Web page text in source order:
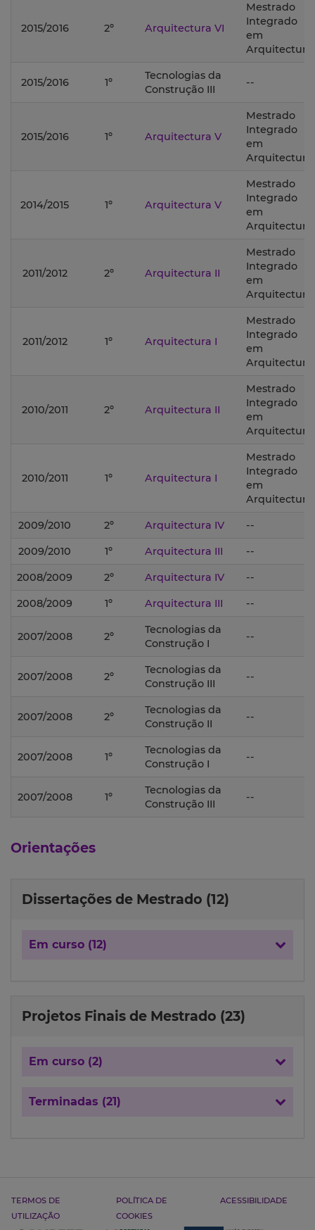
2015/2016 2º Arquitectura VI
Mestrado
Integrado
em
Arquitectura;
2015/2016 1º
Tecnologias da
Construção III
--
2015/2016 1º Arquitectura V
Mestrado
Integrado
em
Arquitectura;
2014/2015 1º Arquitectura V
Mestrado
Integrado
em
Arquitectura;
2011/2012 2º Arquitectura II
Mestrado
Integrado
em
Arquitectura;
2011/2012 1º Arquitectura I
Mestrado
Integrado
em
Arquitectura;
2010/2011 2º Arquitectura II
Mestrado
Integrado
em
Arquitectura;
2010/2011 1º Arquitectura I
Mestrado
Integrado
em
Arquitectura;
2009/2010 2º Arquitectura IV --
2009/2010 1º Arquitectura III --
2008/2009 2º Arquitectura IV --
2008/2009 1º Arquitectura III --
2007/2008 2º
Tecnologias da
Construção I
--
2007/2008 2º
Tecnologias da
Construção III
--
2007/2008 2º
Tecnologias da
Construção II
--
2007/2008 1º
Tecnologias da
Construção I
--
2007/2008 1º
Tecnologias da
Construção III
--
Orientações
Dissertações de Mestrado (12)
Em curso (12)
Projetos Finais de Mestrado (23)
Em curso (2)
Terminadas (21)
TERMOS DE
UTILIZAÇÃO
POLÍTICA DE
COOKIES
ACESSIBILIDADE